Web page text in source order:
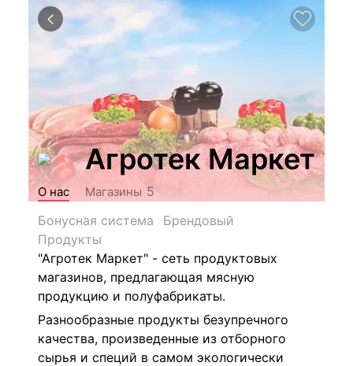
Агротек Маркет
О нас Магазины 5
Бонусная система
Брендовый
Продукты
"Агротек Маркет" - сеть продуктовых
магазинов, предлагающая мясную
продукцию и полуфабрикаты.
Разнообразные продукты безупречного
качества, произведенные из отборного
сырья и специй в самом экологически